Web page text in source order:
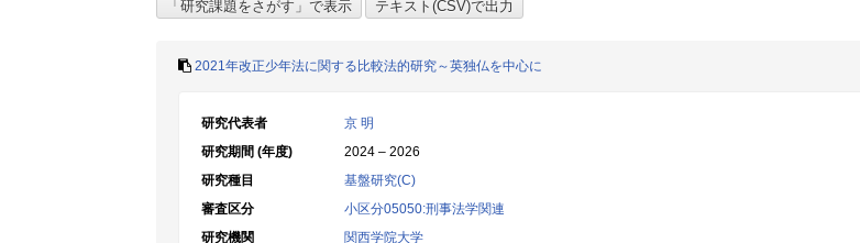
2021年改正少年法に関する比較法的研究～英独仏を中心に
研究代表者
京 明
研究期間 (年度)
2024 – 2026
研究種目
基盤研究(C)
審査区分
小区分05050:刑事法学関連
研究機関
関西学院大学